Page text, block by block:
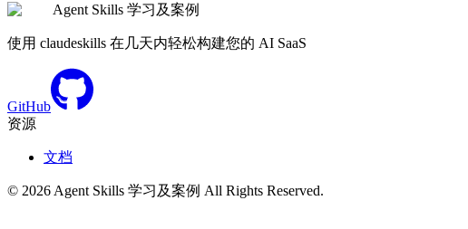
Agent Skills 学习及案例
使用 claudeskills 在几天内轻松构建您的 AI SaaS
GitHub
资源
文档
© 2026Agent Skills 学习及案例 All Rights Reserved.